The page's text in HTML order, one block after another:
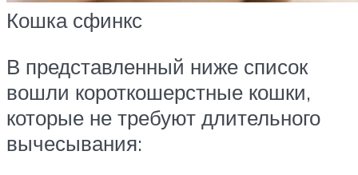
Кошка сфинкс
В представленный ниже список
вошли короткошерстные кошки,
которые не требуют длительного
вычесывания: